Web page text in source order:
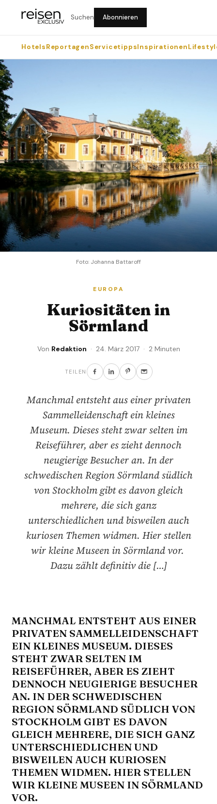
Suchen Abonnieren
HotelsReportagenServicetippsInspirationen
Foto: Johanna Battaroff
EUROPA
Kuriositäten in
Sörmland
Von Redaktion · 24. März 2017 · 2 Minuten
TEILEN
Manchmal entsteht aus einer privaten
Sammelleidenschaft ein kleines
Museum. Dieses steht zwar selten im
Reiseführer, aber es zieht dennoch
neugierige Besucher an. In der
schwedischen Region Sörmland südlich
von Stockholm gibt es davon gleich
mehrere, die sich ganz
unterschiedlichen und bisweilen auch
kuriosen Themen widmen. Hier stellen
wir kleine Museen in Sörmland vor.
Dazu zählt definitiv die […]
MANCHMAL ENTSTEHT AUS EINER
PRIVATEN SAMMELLEIDENSCHAFT
EIN KLEINES MUSEUM. DIESES
STEHT ZWAR SELTEN IM
REISEFÜHRER, ABER ES ZIEHT
DENNOCH NEUGIERIGE BESUCHER
AN. IN DER SCHWEDISCHEN
REGION SÖRMLAND SÜDLICH VON
STOCKHOLM GIBT ES DAVON
GLEICH MEHRERE, DIE SICH GANZ
UNTERSCHIEDLICHEN UND
BISWEILEN AUCH KURIOSEN
THEMEN WIDMEN. HIER STELLEN
WIR KLEINE MUSEEN IN SÖRMLAND
VOR.